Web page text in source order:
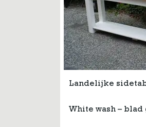
Landelijke
White wash –